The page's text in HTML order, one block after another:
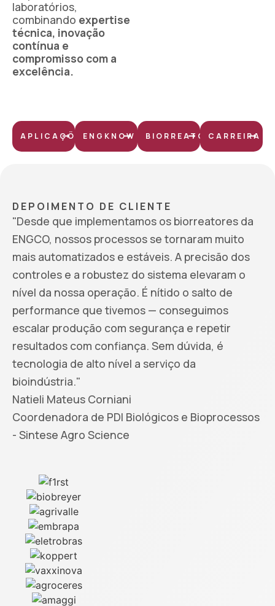
laboratórios,
combinando expertise
técnica, inovação
contínua e
compromisso com a
excelência.
APLICAÇÕESENGKNOW BIORREATORESCARREIRA
DEPOIMENTO DE CLIENTE
"Desde que implementamos os biorreatores da
ENGCO, nossos processos se tornaram muito
mais automatizados e estáveis. A precisão dos
controles e a robustez do sistema elevaram o
nível da nossa operação. É nítido o salto de
performance que tivemos — conseguimos
escalar produção com segurança e repetir
resultados com confiança. Sem dúvida, é
tecnologia de alto nível a serviço da
bioindústria."
Natieli Mateus Corniani
Coordenadora de PDI Biológicos e Bioprocessos
- Sintese Agro Science